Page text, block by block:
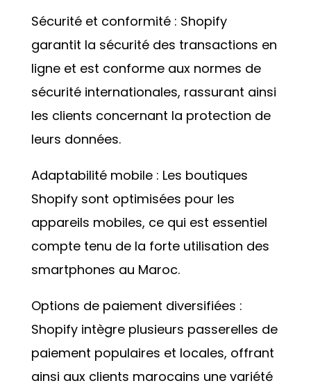
Sécurité et conformité : Shopify
garantit la sécurité des transactions en
ligne et est conforme aux normes de
sécurité internationales, rassurant ainsi
les clients concernant la protection de
leurs données.
Adaptabilité mobile : Les boutiques
Shopify sont optimisées pour les
appareils mobiles, ce qui est essentiel
compte tenu de la forte utilisation des
smartphones au Maroc.
Options de paiement diversifiées :
Shopify intègre plusieurs passerelles de
paiement populaires et locales, offrant
ainsi aux clients marocains une variété